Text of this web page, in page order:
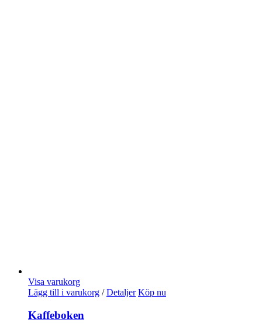
Visa varukorg
Lägg till i varukorg / Detaljer Köp nu
Kaffeboken